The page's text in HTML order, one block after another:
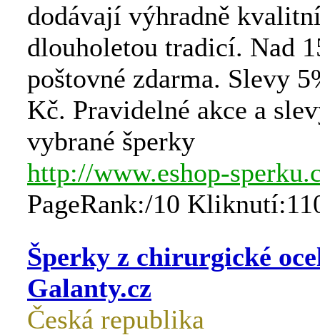
dodávají výhradně
dlouholetou tradicí. Nad
poštovné zdarma. Slevy
Kč. Pravidelné akce a
vybrané šperky
http://www.eshop-
PageRank:/10
Šperky z chirurgické
Galanty.cz
Česká republika